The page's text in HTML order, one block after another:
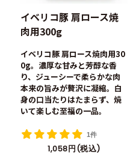
イベリコ豚 肩ロース焼
肉用300g
イベリコ豚 肩ロース焼肉用30
0g。濃厚な甘みと芳醇な香
り、ジューシーで柔らかな肉
本来の旨みが贅沢に凝縮。白
身の口当たりはたまらず、焼
いて楽しむ至福の一品。
1件
1,058円(税込)